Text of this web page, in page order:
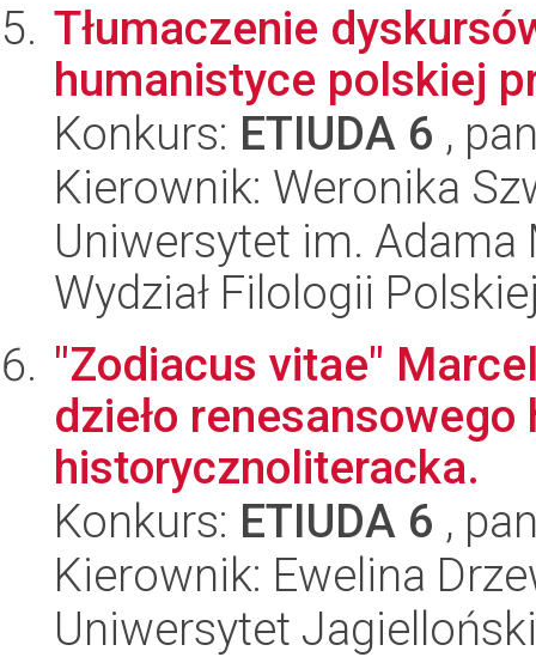
Tłumaczenie
humanistyce polskiej
Konkurs: ETIUDA 6 ,
Kierownik: Weronika
Uniwersytet im.
Wydział Filologii
"Zodiacus vitae"
dzieło
historycznoliteracka.
Konkurs: ETIUDA 6 ,
Kierownik: Ewelina
Uniwersytet